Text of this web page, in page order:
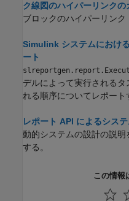
ク線図のハイパーリンクの
ブロックのハイパーリンク
Simulink システムにおけ
ート
デルによって実行される
れる順序についてレポート
レポート API によるシス
動的システムの設計の説
する。
この情報